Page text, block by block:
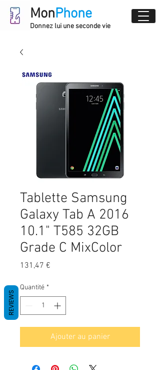
MonPhone
Donnez lui une seconde vie
Tablette Samsung
Galaxy Tab A 2016
10.1" T585 32GB
Grade C MixColor
131,47 €
Quantité *
Ajouter au panier
REVIEWS